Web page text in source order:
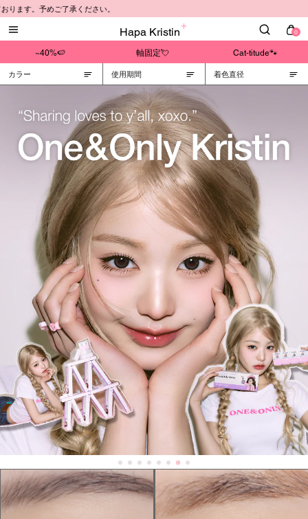
Hapa Kristin 0
~40%🍉 軸固定💘 Cat-titude🐾
す。予めご了承ください。
カラー 使用期間 着色直径